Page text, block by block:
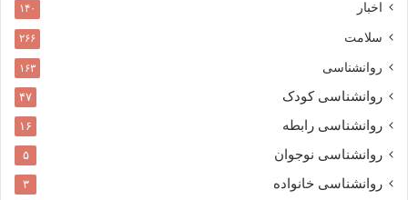
اخبار ۱۴۰
سلامت ۲۶۶
روانشناسی ۱۶۳
روانشناسی کودک ۴۷
روانشناسی رابطه ۱۶
روانشناسی نوجوان ۵
روانشناسی خانواده ۳